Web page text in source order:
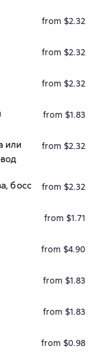
from $2.32
from $2.32
from $2.32
from $1.83
или
from $2.32
босс from $2.32
from $1.71
from $4.90
from $1.83
from $1.83
from $0.98